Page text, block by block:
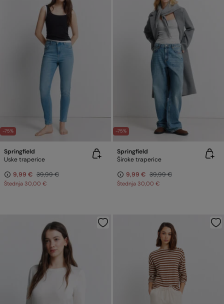
-75%
Springfield
Uske traperice
9,99 € 39,99 €
Štednja 30,00 €
-75%
Springfield
Široke traperice
9,99 € 39,99 €
Štednja 30,00 €